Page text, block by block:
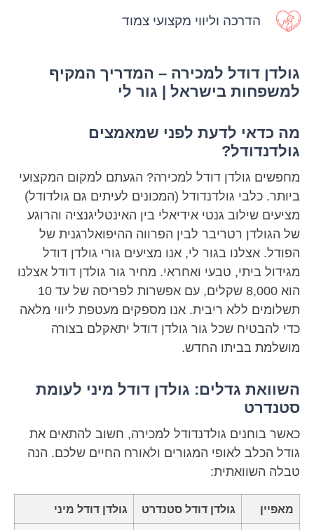
הדרכה וליווי מקצועי צמוד
גולדן דודל למכירה – המדריך המקיף
למשפחות בישראל | גור לי
מה כדאי לדעת לפני שמאמצים
גולדנדודל?
מחפשים גולדן דודל למכירה? הגעתם למקום המקצועי
ביותר. כלבי גולדנדודל (המכונים לעיתים גם גולדודל)
מציעים שילוב גנטי אידיאלי בין האינטליגנציה והרוגע
של הגולדן רטריבר לבין הפרווה ההיפואלרגנית של
הפודל. אצלנו בגור לי, אנו מציעים גורי גולדן דודל
מגידול ביתי, טבעי ואחראי. מחיר גור גולדן דודל אצלנו
הוא 8,000 שקלים, עם אפשרות לפריסה של עד 10
תשלומים ללא ריבית. אנו מספקים מעטפת ליווי מלאה
כדי להבטיח שכל גור גולדן דודל יתאקלם בצורה
מושלמת בביתו החדש.
השוואת גדלים: גולדן דודל מיני לעומת
סטנדרט
כאשר בוחנים גולדנדודל למכירה, חשוב להתאים את
גודל הכלב לאופי המגורים ולאורח החיים שלכם. הנה
טבלה השוואתית:
מאפיין גולדן דודל סטנדרט גולדן דודל מיני